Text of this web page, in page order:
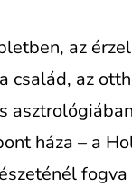
az
család, az
háza – a